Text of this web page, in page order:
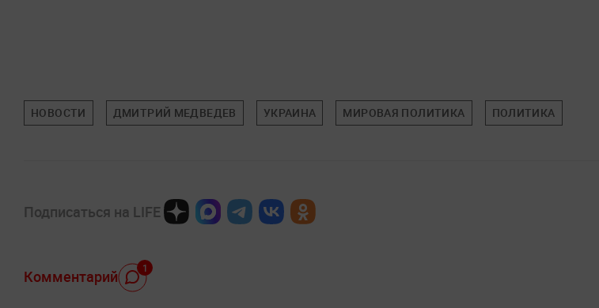
НОВОСТИ ДМИТРИЙ МЕДВЕДЕВ УКРАИНА МИРОВАЯ ПОЛИТИКА ПОЛИТИКА
Подписаться на LIFE
Комментарий 1